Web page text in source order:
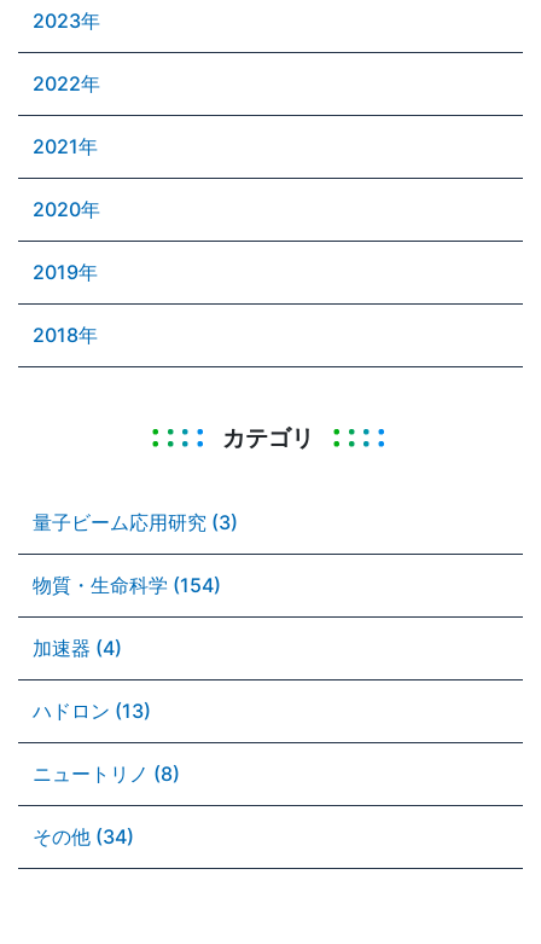
2023年
2022年
2021年
2020年
2019年
2018年
カテゴリ
量子ビーム応用研究 (3)
物質・生命科学 (154)
加速器 (4)
ハドロン (13)
ニュートリノ (8)
その他 (34)